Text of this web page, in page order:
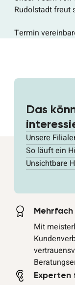
Rudolstadt freut
Termin
Das
Unsere
So läuft ein
Unsichtbare
Mit
Experten